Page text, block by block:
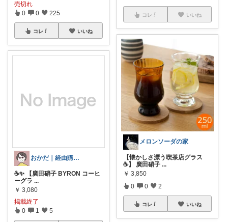
売切れ
0 0 225
コレ いいね
おかだ｜経由購入します！
☕✨ 【廣田硝子 BYRON コーヒ
ーグラ ...
￥ 3,080
掲載終了
0 1 5
コレ いいね
メロンソーダの家
【懐かしさ漂う喫茶店グラス
☕️】 廣田硝子 ...
￥ 3,850
0 0 2
コレ いいね